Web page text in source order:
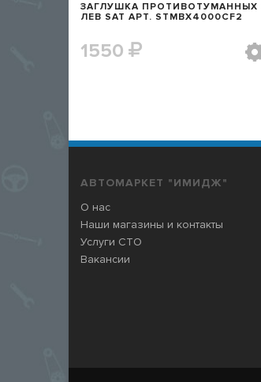
ЗАГЛУШКА ПРОТИВОТУМАННЫХ
ЛЕВ SAT АРТ. STMBX4000CF2
1550
АВТОМАРКЕТ "ИМИДЖ"
О нас
Наши магазины и контакты
Услуги СТО
Вакансии